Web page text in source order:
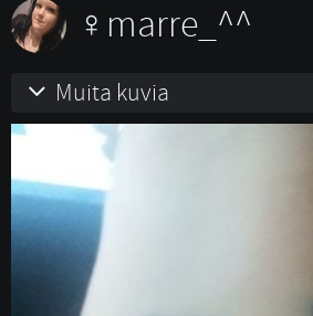
marre_^^
Muita kuvia